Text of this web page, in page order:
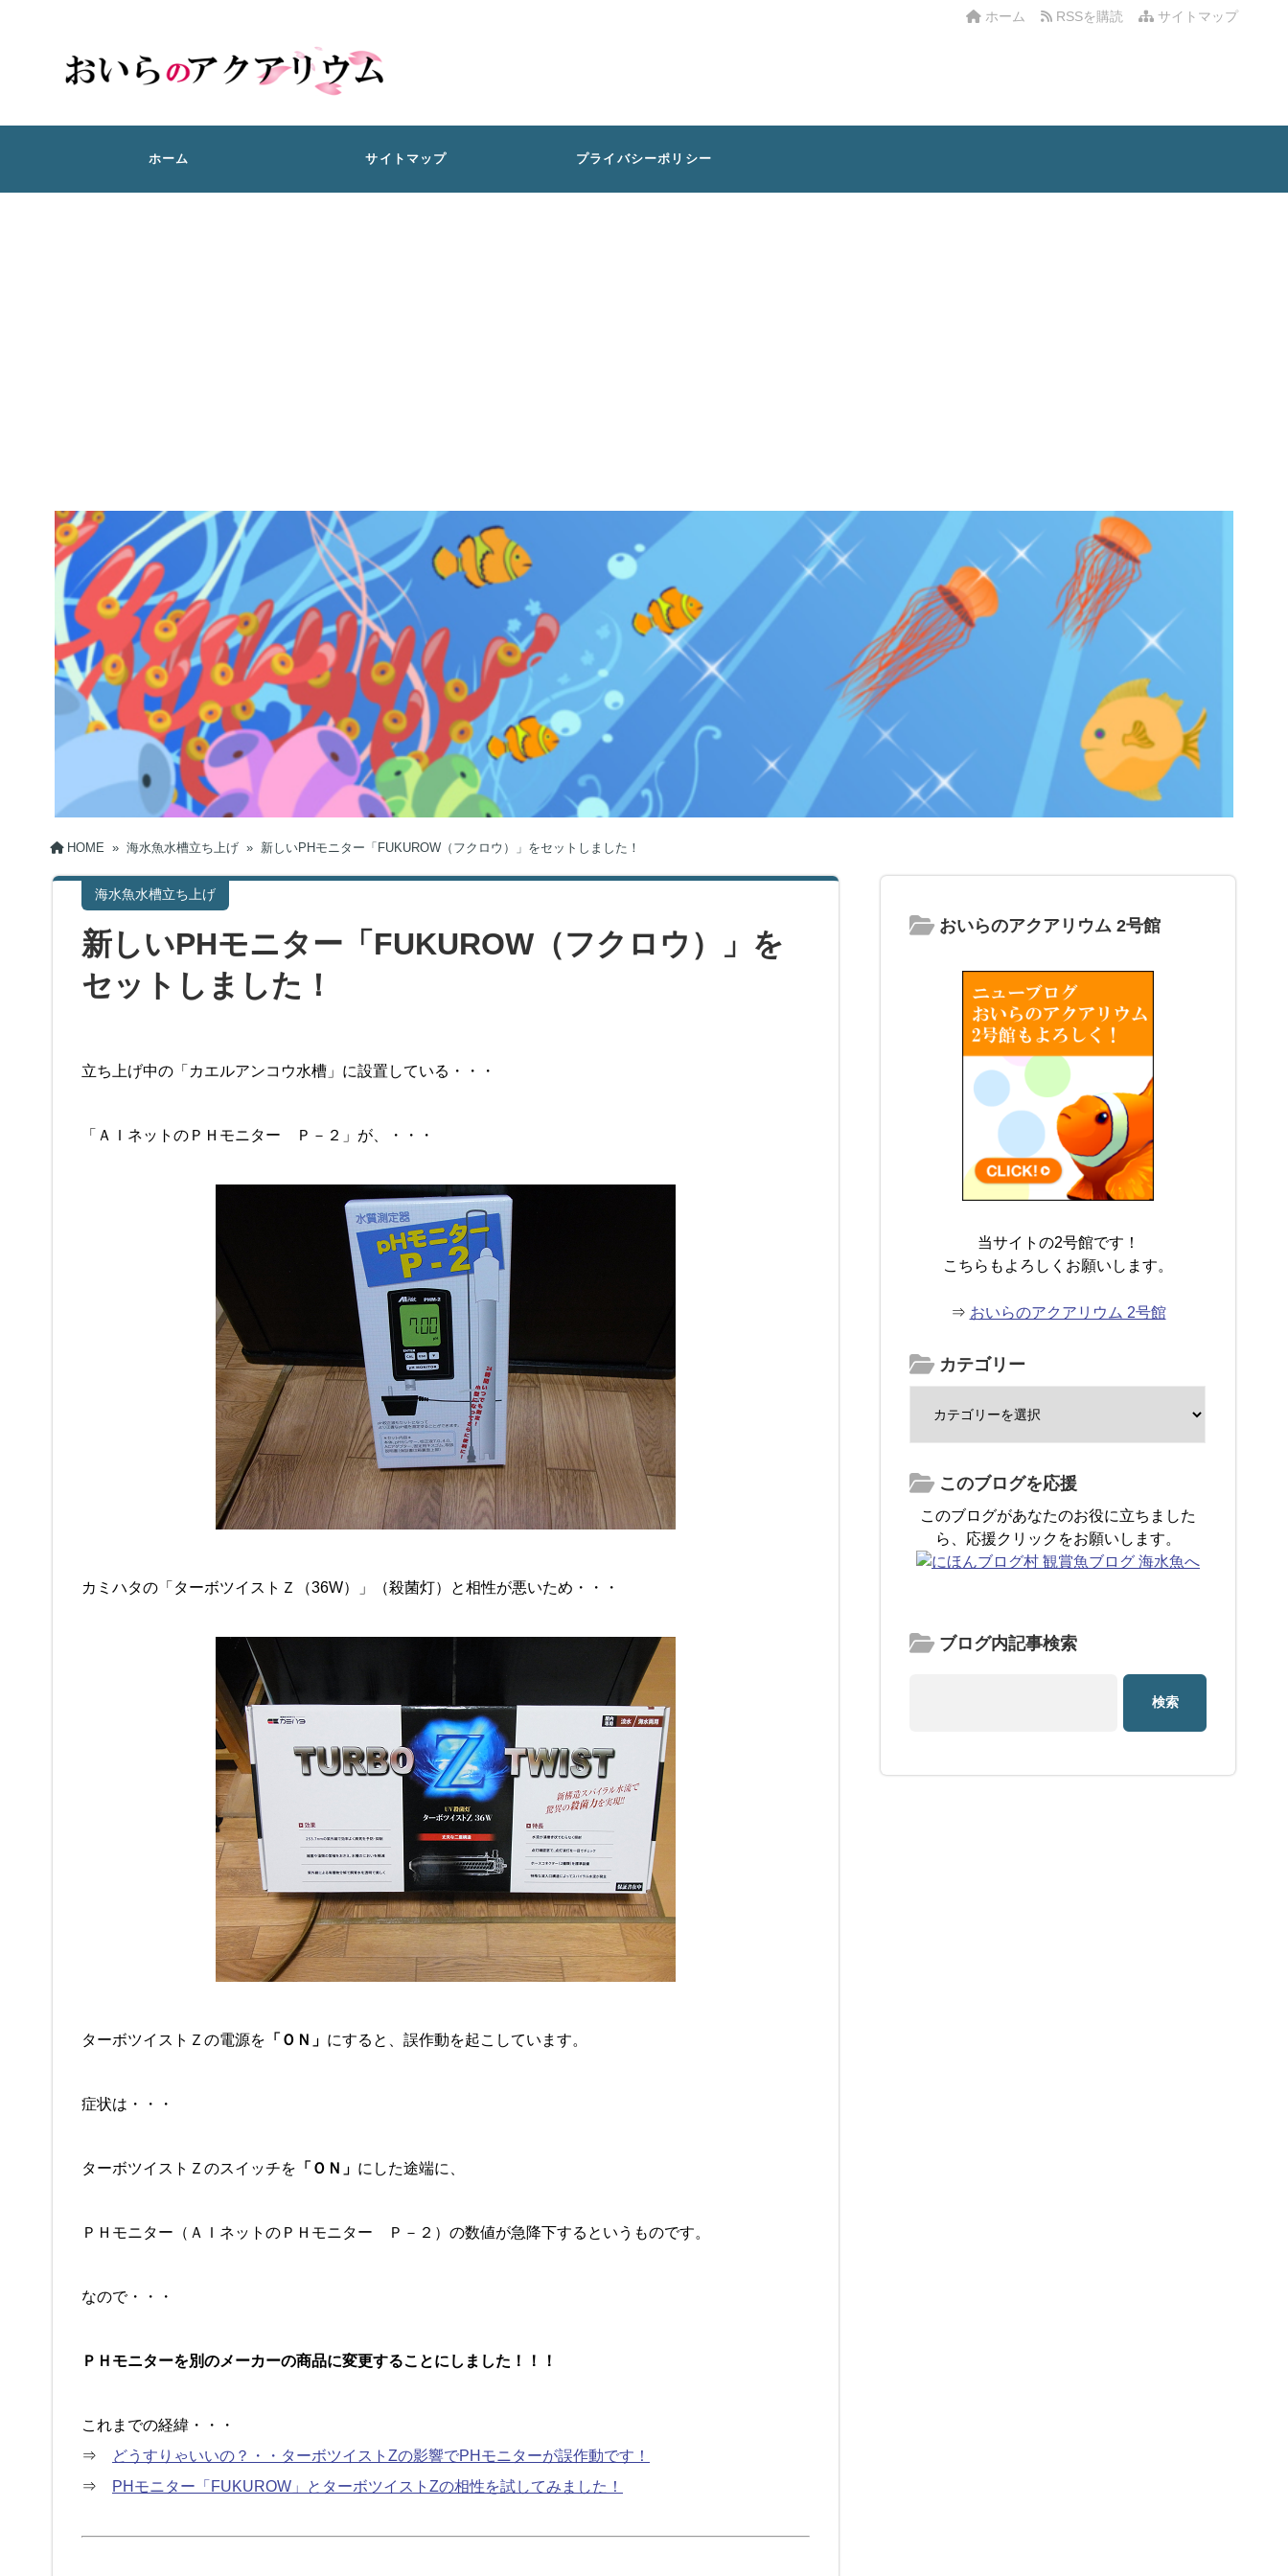
サイトマップ
RSSを購読
ホーム
ホーム サイトマップ プライバシーポリシー
HOME » 海水魚水槽立ち上げ » 新しいPHモニター「FUKUROW（フクロウ）」をセットしました！
海水魚水槽立ち上げ
新しいPHモニター「FUKUROW（フクロウ）」を
セットしました！
立ち上げ中の「カエルアンコウ水槽」に設置している・・・
「ＡＩネットのＰＨモニター Ｐ－２」が、・・・
カミハタの「ターボツイストＺ（36W）」（殺菌灯）と相性が悪いため・・・
ターボツイストＺの電源を 「ＯＮ」 にすると、誤作動を起こしています。
症状は・・・
ターボツイストＺのスイッチを 「ＯＮ」 にした途端に、
ＰＨモニター（ＡＩネットのＰＨモニター Ｐ－２）の数値が急降下するというものです。
なので・・・
ＰＨモニターを別のメーカーの商品に変更することにしました！！！
これまでの経緯・・・
⇒
どうすりゃいいの？・・ターボツイストZの影響でPHモニターが誤作動です！
⇒
PHモニター「FUKUROW」とターボツイストZの相性を試してみました！
おいらのアクアリウム 2号館
当サイトの2号館です！
こちらもよろしくお願いします。
⇒ おいらのアクアリウム 2号館
カテゴリー
このブログを応援
このブログがあなたのお役に立ちました
ら、応援クリックをお願いします。
ブログ内記事検索